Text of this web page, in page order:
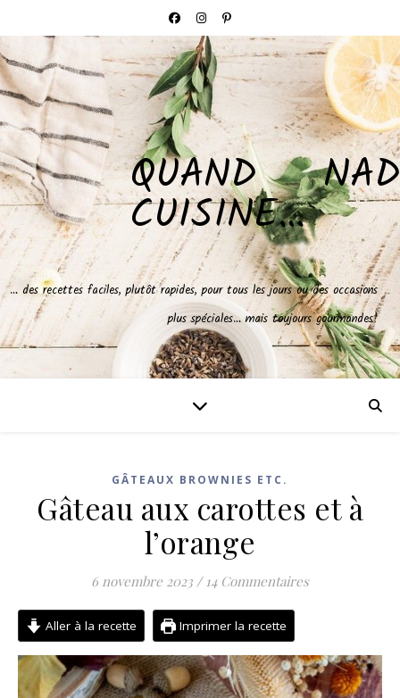
QUAND NAD
CUISINE…
… des recettes faciles, plutôt rapides, pour tous les jours ou des occasions
plus spéciales… mais toujours gourmandes!
GÂTEAUX BROWNIES ETC.
Gâteau aux carottes et à
l’orange
6 novembre 2023 / 14 Commentaires
Aller à la recette Imprimer la recette